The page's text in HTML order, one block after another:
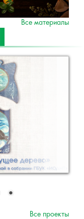
Все материалы
Все проекты